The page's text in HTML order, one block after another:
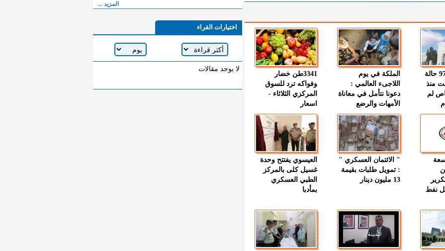
" الصحة " : 97 حالة
منذ
لم
الملكة في يوم
اللاجىء العالمي :
دعونا نتأمل في معاناة
الأمهات والرضع
3341طن خضار
وفواكه ترد للسوق
المركزي الثلاثاء -
اسعار
نفط
" الائتمان العسكري "
: تمويل طلبات بقيمة
13 مليون دينار
العيسوي يفتتح وحدة
غسيل كلى بالمركز
الطبي العسكري
بمأدبا
المزيد ...
اختيارات القراء
لا يوجد مقالات